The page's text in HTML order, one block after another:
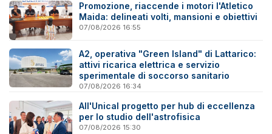
Promozione, riaccende i motori l'Atletico
Maida: delineati volti, mansioni e obiettivi
07/08/2026 16:55
A2, operativa "Green Island" di Lattarico:
attivi ricarica elettrica e servizio
sperimentale di soccorso sanitario
07/08/2026 16:34
All'Unical progetto per hub di eccellenza
per lo studio dell'astrofisica
07/08/2026 15:30